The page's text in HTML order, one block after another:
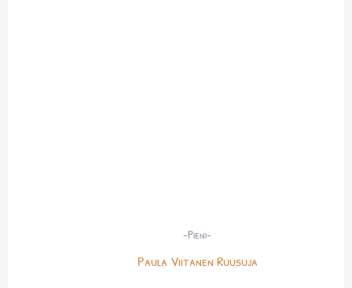
-Pieni-
Paula Viitanen Ruusuja